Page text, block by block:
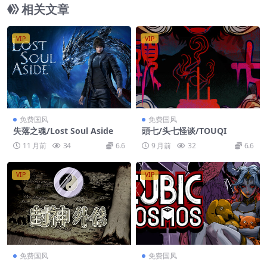
相关文章
VIP
免费国风
失落之魂/Lost Soul Aside
11 月前 34 6.6
VIP
免费国风
頭七/头七怪谈/TOUQI
9 月前 32 6.6
VIP
免费国风
VIP
免费国风